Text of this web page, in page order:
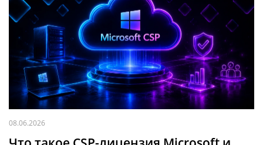
08.06.2026